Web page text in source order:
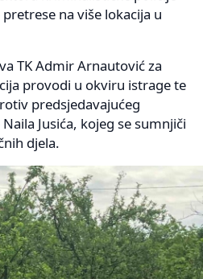
na više lokacija u
TK Admir Arnautović za
provodi u okviru istrage te
predsjedavajućeg
Jusića, kojeg se sumnjiči
djela.